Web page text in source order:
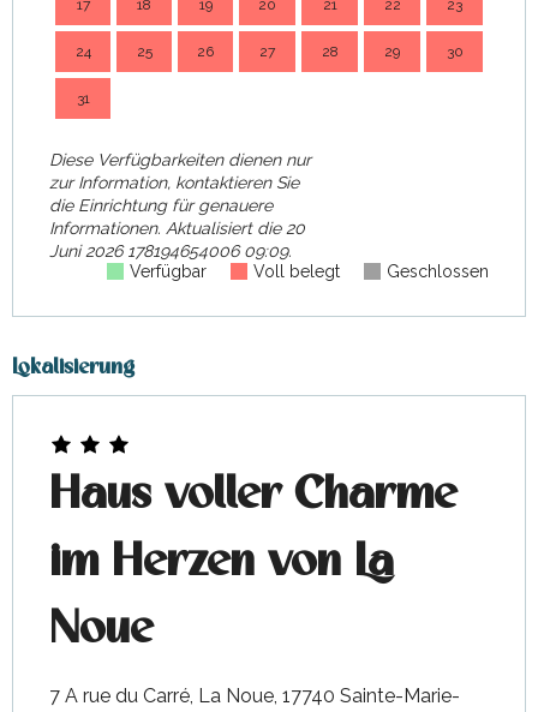
1 November 2026
18 Dezember 2026
17 18 19 20 21 22 23
24 25 26 27 28 29 30
31
Diese Verfügbarkeiten dienen nur
zur Information, kontaktieren Sie
die Einrichtung für genauere
Informationen. Aktualisiert die20
Juni 2026 178194654006 09:09.
Verfügbar
Voll belegt Geschlossen
Lokalisierung
Haus voller Charme
im Herzen von La
Noue
7 A rue du Carré, La Noue, 17740 Sainte-Marie-